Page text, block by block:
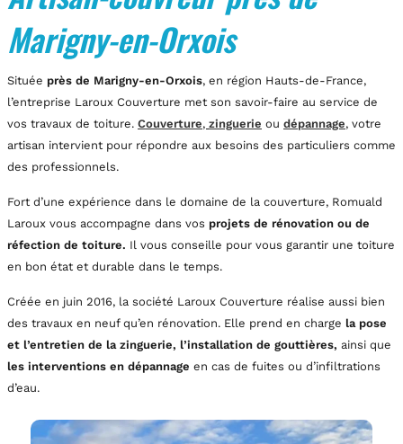
Marigny-en-Orxois
Située près de Marigny-en-Orxois, en région Hauts-de-France,
l’entreprise Laroux Couverture met son savoir-faire au service de
vos travaux de toiture. Couverture, zinguerie ou dépannage, votre
artisan intervient pour répondre aux besoins des particuliers comme
des professionnels.
Fort d’une expérience dans le domaine de la couverture, Romuald
Laroux vous accompagne dans vos projets de rénovation ou de
réfection de toiture. Il vous conseille pour vous garantir une toiture
en bon état et durable dans le temps.
Créée en juin 2016, la société Laroux Couverture réalise aussi bien
des travaux en neuf qu’en rénovation. Elle prend en charge la pose
et l’entretien de la zinguerie, l’installation de gouttières, ainsi que
les interventions en dépannage en cas de fuites ou d’infiltrations
d’eau.